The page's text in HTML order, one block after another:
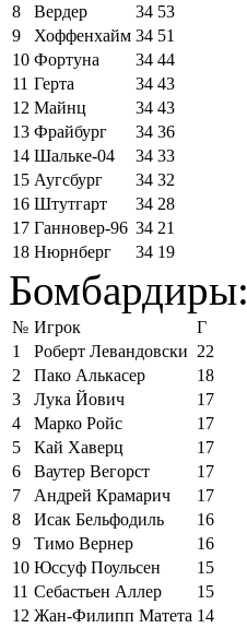
8
Вердер 34 53
9
Хоффенхайм 34 51
10 Фортуна 34 44
11 Герта 34 43
12 Майнц 34 43
13 Фрайбург 34 36
14 Шальке-04 34 33
15 Аугсбург 34 32
16 Штутгарт 34 28
17 Ганновер-96 34 21
18 Нюрнберг 34 19
Бомбардиры:
№ Игрок
Г
1
Роберт Левандовски 22
2
Пако Алькасер
18
3
Лука Йович
17
4
Марко Ройс
17
5
Кай Хаверц
17
6
Ваутер Вегорст
17
7
Андрей Крамарич
17
8
Исак Бельфодиль
16
9
Тимо Вернер
16
10 Юссуф Поульсен
15
11 Себастьен Аллер
15
12 Жан-Филипп Матета 14